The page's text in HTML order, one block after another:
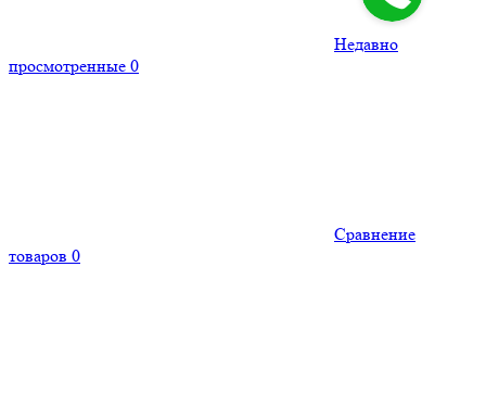
Недавно
просмотренные 0
Сравнение
товаров 0